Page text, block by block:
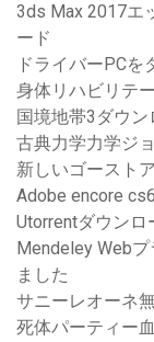
3ds Max 2017エ
ード
ドライバーPCを
身体リハビリテ
国境地帯3ダウ
古典力学力学ジ
新しいゴースト
Adobe encore
Utorrentダウン
Mendeley Web
ました
サニーレオーネ
死体パーティー